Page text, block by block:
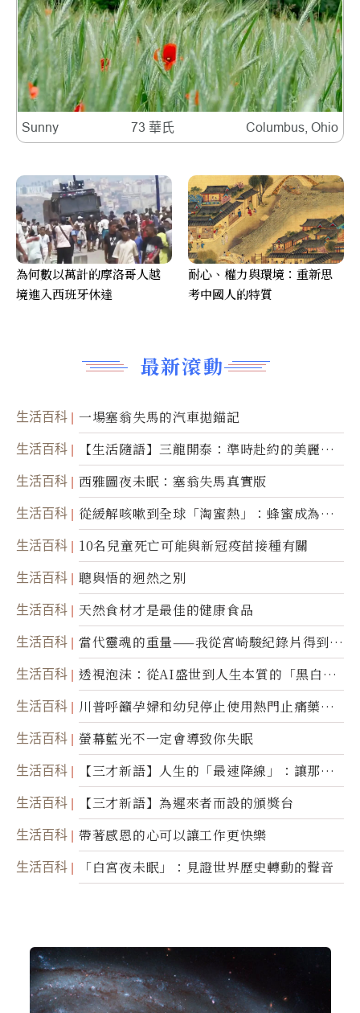
Sunny 73 華氏 Columbus, Ohio
最新滾動
生活百科 一場塞翁失馬的汽車拋錨記
生活百科
【生活隨語】三龍開泰：準時赴約的美麗震
撼
生活百科 西雅圖夜未眠：塞翁失馬真實版
生活百科
從緩解咳嗽到全球「淘蜜熱」：蜂蜜成為健
康產業前沿商品
生活百科 10名兒童死亡可能與新冠疫苗接種有關
生活百科 聰與悟的迥然之別
生活百科 天然食材才是最佳的健康食品
生活百科
當代靈魂的重量——我從宮崎駿紀錄片得到的
省思
生活百科
透視泡沫：從AI盛世到人生本質的「黑白一
瞬」
生活百科
川普呼籲孕婦和幼兒停止使用熱門止痛藥泰
諾
生活百科 螢幕藍光不一定會導致你失眠
生活百科
【三才新語】人生的「最速降線」：讓那道
光，帶你滑向自己
生活百科 【三才新語】為遲來者而設的頒獎台
生活百科 帶著感恩的心可以讓工作更快樂
生活百科 「白宮夜未眠」：見證世界歷史轉動的聲音
為何數以萬計的摩洛哥人越
境進入西班牙休達
耐心、權力與環境：重新思
考中國人的特質